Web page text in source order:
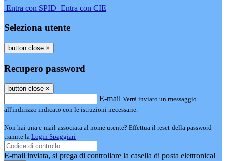
Entra con SPID Entra con CIE
Seleziona utente
button close ×
Recupero password
button close ×
E-mail Verrà inviato un messaggio
all'indirizzo indicato con le istruzioni necessarie.
Non hai una e-mail associata al nome utente? Effettua il reset della password
tramite la Login Spaggiari
E-mail inviata, si prega di controllare la casella di posta elettronica!